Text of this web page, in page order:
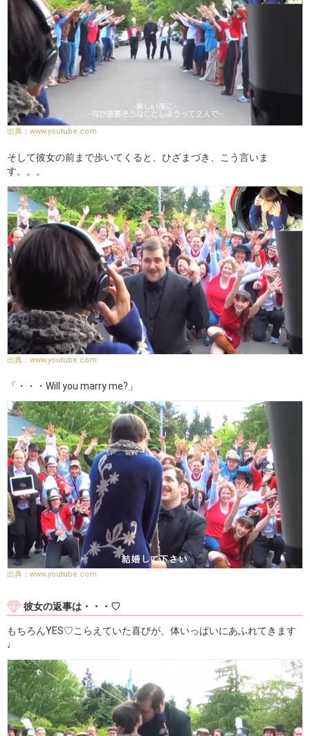
www.youtube.com
そして彼女の前まで歩いてくると、ひざまづき、こう言いま
す。。。
www.youtube.com
「・・・Will you marry me?」
www.youtube.com
彼女の返事は・・・♡
もちろんYES♡こらえていた喜びが、体いっぱいにあふれてきます
♩